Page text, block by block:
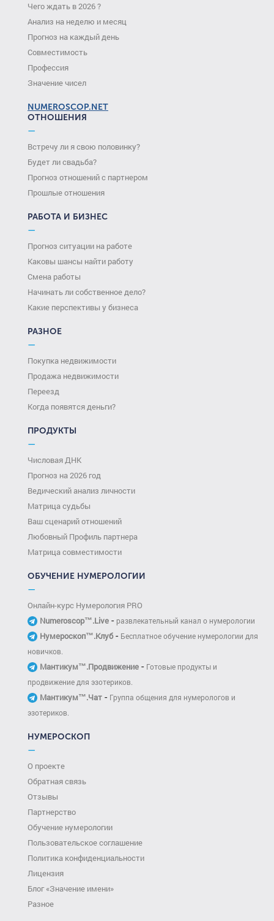
Чего ждать в 2026 ?
Анализ на неделю и месяц
Прогноз на каждый день
Совместимость
Профессия
Значение чисел
NUMEROSCOP.NET
ОТНОШЕНИЯ
—
Встречу ли я свою половинку?
Будет ли свадьба?
Прогноз отношений с партнером
Прошлые отношения
РАБОТА И БИЗНЕС
—
Прогноз ситуации на работе
Каковы шансы найти работу
Смена работы
Начинать ли собственное дело?
Какие перспективы у бизнеса
РАЗНОЕ
—
Покупка недвижимости
Продажа недвижимости
Переезд
Когда появятся деньги?
ПРОДУКТЫ
—
Числовая ДНК
Прогноз на 2026 год
Ведический анализ личности
Матрица судьбы
Ваш сценарий отношений
Любовный Профиль партнера
Матрица совместимости
ОБУЧЕНИЕ НУМЕРОЛОГИИ
—
Онлайн-курс Нумерология PRO
Numeroscop™.Live - развлекательный канал о нумерологии
Нумероскоп™.Клуб- Бесплатное обучение нумерологии для
новичков.
Мантикум™.Продвижение - Готовые продукты и
продвижение для эзотериков.
Мантикум™.Чат - Группа общения для нумерологов и
эзотериков.
НУМЕРОСКОП
—
О проекте
Обратная связь
Отзывы
Партнерство
Обучение нумерологии
Пользовательское соглашение
Политика конфиденциальности
Лицензия
Блог «Значение имени»
Разное